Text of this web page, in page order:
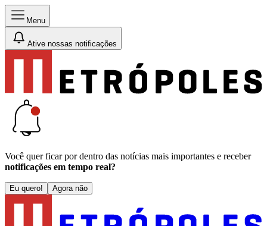
Menu
Ative nossas notificações
Você quer ficar por dentro das notícias mais importantes e receber
notificações em tempo real?
Eu quero! Agora não